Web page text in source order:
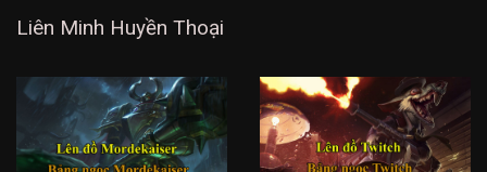
Liên Minh Huyền Thoại